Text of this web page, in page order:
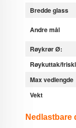
Bredde glass
Andre mål
Røykrør Ø:
Røykuttak/
Max vedlengde
Vekt
Nedlastbare